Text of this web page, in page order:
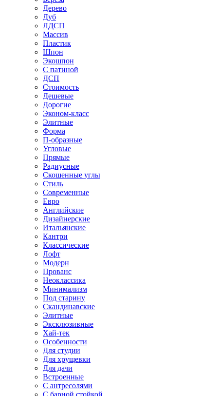
Дерево
Дуб
ЛДСП
Массив
Пластик
Шпон
Экошпон
С патиной
ДСП
Стоимость
Дешевые
Дорогие
Эконом-класс
Элитные
Форма
П-образные
Угловые
Прямые
Радиусные
Скошенные углы
Стиль
Современные
Евро
Английские
Дизайнерские
Итальянские
Кантри
Классические
Лофт
Модерн
Прованс
Неоклассика
Минимализм
Под старину
Скандинавские
Элитные
Эксклюзивные
Хай-тек
Особенности
Для студии
Для хрущевки
Для дачи
Встроенные
С антресолями
С барной стойкой